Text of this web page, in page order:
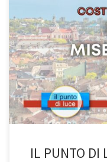
Adriana e don Roberto ci
Congresso Mondiale
come questa città,
sovietica, sia diventata il
rinascita: “Gesù, confido
messaggio di […]
IL PUNTO DI